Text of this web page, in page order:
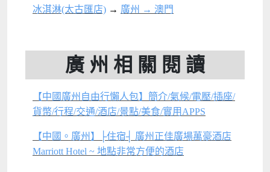
冰淇淋(太古匯店) → 廣州 → 澳門
廣 州 相 關 閱 讀
【中國廣州自由行懶人包】簡介/氣候/電壓/插座/
貨幣/行程/交通/酒店/景點/美食/實用APPS
【中國。廣州】├住宿┤ 廣州正佳廣場萬豪酒店
Marriott Hotel ~ 地點非常方便的酒店